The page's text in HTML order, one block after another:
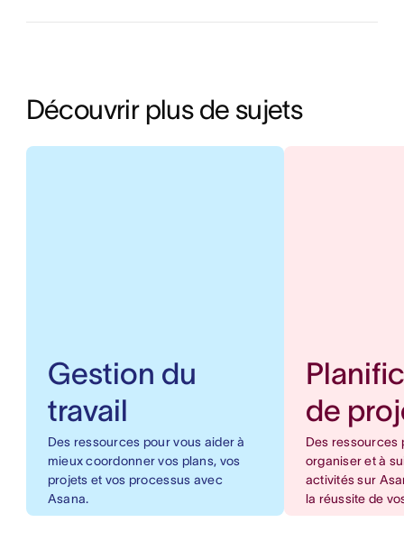
Découvrir plus de sujets
Gestion du
travail
Des ressources pour vous aider à
mieux coordonner vos plans, vos
projets et vos processus avec
Asana.
de
Des ressources
organiser et à
activités sur
la réussite de